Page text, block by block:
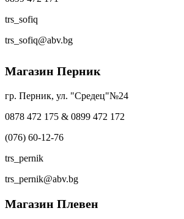
trs_sofiq
trs_sofiq@abv.bg
Магазин Перник
гр. Перник, ул. "Средец"№24
0878 472 175 & 0899 472 172
(076) 60-12-76
trs_pernik
trs_pernik@abv.bg
Магазин Плевен